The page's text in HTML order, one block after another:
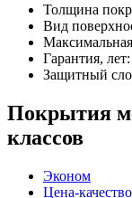
Толщина
Вид
Гарантия,
Защитный
Покрытия
классов
Эконом
Цена-качество